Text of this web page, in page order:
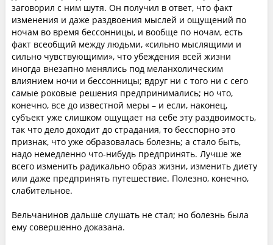
заговорил с ним шутя. Он получил в ответ, что факт
изменения и даже раздвоения мыслей и ощущений по
ночам во время бессонницы, и вообще по ночам, есть
факт всеобщий между людьми, «сильно мыслящими и
сильно чувствующими», что убеждения всей жизни
иногда внезапно менялись под меланхолическим
влиянием ночи и бессонницы; вдруг ни с того ни с сего
самые роковые решения предпринимались; но что,
конечно, все до известной меры – и если, наконец,
субъект уже слишком ощущает на себе эту раздвоимость,
так что дело доходит до страдания, то бесспорно это
признак, что уже образовалась болезнь; а стало быть,
надо немедленно что-нибудь предпринять. Лучше же
всего изменить радикально образ жизни, изменить диету
или даже предпринять путешествие. Полезно, конечно,
слабительное.
Вельчанинов дальше слушать не стал; но болезнь была
ему совершенно доказана.